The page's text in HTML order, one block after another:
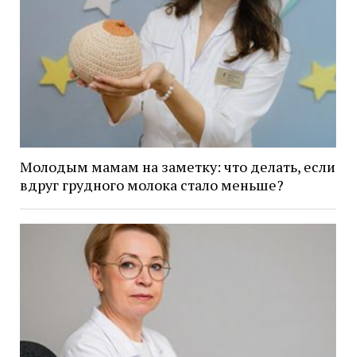
Молодым мамам на заметку: что делать, если
вдруг грудного молока стало меньше?